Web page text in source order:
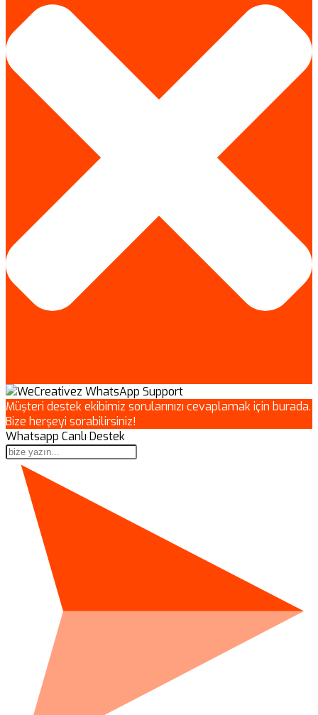
Müşteri destek ekibimiz sorularınızı cevaplamak için burada.
Bize herşeyi sorabilirsiniz!
Whatsapp Canlı Destek